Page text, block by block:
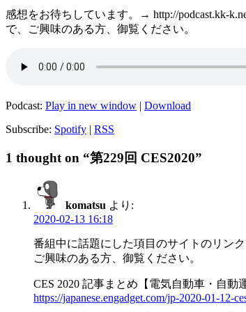
感想をお待ちしています。→ http://podcast.kk-
で、ご興味のある方、御覧ください。
Podcast: Play in new window | Download
Subscribe: Spotify | RSS
1 thought on “第229回 CES2020”
komatsu より:
2020-02-13 16:18
番組中に話題にした項目のサイトのリンク
ご興味のある方、御覧ください。
CES 2020 記事まとめ【電気自動車・自動
https://japanese.engadget.com/jp-2020-01-12-